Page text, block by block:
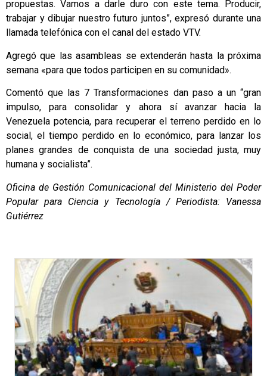
propuestas. Vamos a darle duro con este tema. Producir,
trabajar y dibujar nuestro futuro juntos”, expresó durante una
llamada telefónica con el canal del estado VTV.
Agregó que las asambleas se extenderán hasta la próxima
semana «para que todos participen en su comunidad».
Comentó que las 7 Transformaciones dan paso a un “gran
impulso, para consolidar y ahora sí avanzar hacia la
Venezuela potencia, para recuperar el terreno perdido en lo
social, el tiempo perdido en lo económico, para lanzar los
planes grandes de conquista de una sociedad justa, muy
humana y socialista”.
Oficina de Gestión Comunicacional del Ministerio del Poder
Popular para Ciencia y Tecnología / Periodista: Vanessa
Gutiérrez